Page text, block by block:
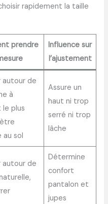
rapidement la taille
prendre
Influence sur
l’ajustement
autour de
à
le plus
au sol
Assure un
haut ni trop
serré ni trop
lâche
autour de
Détermine
confort
pantalon et
jupes